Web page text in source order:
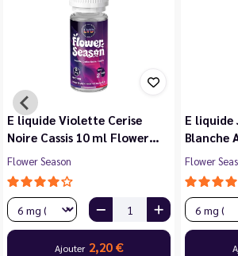
E liquide Violette Cerise
Noire Cassis 10 ml Flower…
Flower Season
Ajouter 2,20 €
E liquide
Blanche
Flower